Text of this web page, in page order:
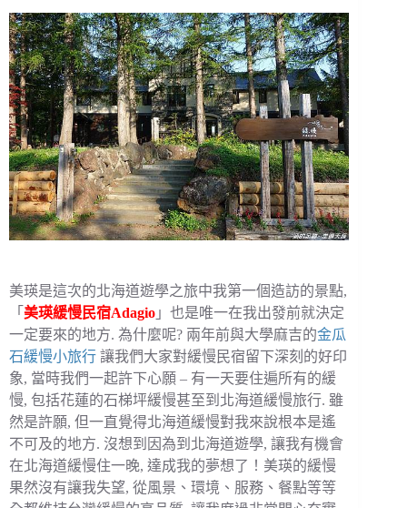
美瑛是這次的北海道遊學之旅中我第一個造訪的景點,
「 美瑛緩慢民宿Adagio 」也是唯一在我出發前就決定
一定要來的地方. 為什麼呢? 兩年前與大學麻吉的金瓜
石緩慢小旅行 讓我們大家對緩慢民宿留下深刻的好印
象, 當時我們一起許下心願 – 有一天要住遍所有的緩
慢, 包括花蓮的石梯坪緩慢甚至到北海道緩慢旅行. 雖
然是許願, 但一直覺得北海道緩慢對我來說根本是遙
不可及的地方. 沒想到因為到北海道遊學, 讓我有機會
在北海道緩慢住一晚, 達成我的夢想了！美瑛的緩慢
果然沒有讓我失望, 從風景、環境、服務、餐點等等